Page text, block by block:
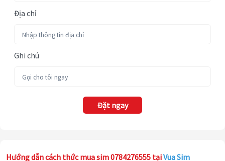
Địa chỉ
Ghi chú
Đặt ngay
Hướng dẫn cách thức mua sim 0784276555 tạiVua Sim